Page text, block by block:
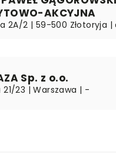
AKCYJNA
2A/2 | 59-500 Złotoryja |
Sp. z o.o.
21/23 | Warszawa | -